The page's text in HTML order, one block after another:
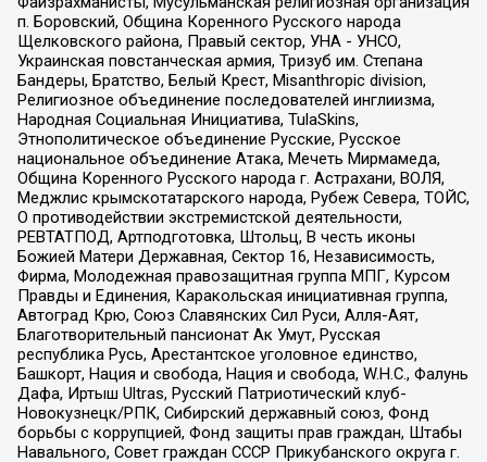
п. Боровский, Община Коренного Русского народа
Щелковского района, Правый сектор, УНА - УНСО,
Украинская повстанческая армия, Тризуб им. Степана
Бандеры, Братство, Белый Крест, Misanthropic division,
Религиозное объединение последователей инглиизма,
Народная Социальная Инициатива, TulaSkins,
Этнополитическое объединение Русские, Русское
национальное объединение Атака, Мечеть Мирмамеда,
Община Коренного Русского народа г. Астрахани, ВОЛЯ,
Меджлис крымскотатарского народа, Рубеж Севера, ТОЙС,
О противодействии экстремистской деятельности,
РЕВТАТПОД, Артподготовка, Штольц, В честь иконы
Божией Матери Державная, Сектор 16, Независимость,
Фирма, Молодежная правозащитная группа МПГ, Курсом
Правды и Единения, Каракольская инициативная группа,
Автоград Крю, Союз Славянских Сил Руси, Алля-Аят,
Благотворительный пансионат Ак Умут, Русская
республика Русь, Арестантское уголовное единство,
Башкорт, Нация и свобода, Нация и свобода, W.H.С., Фалунь
Дафа, Иртыш Ultras, Русский Патриотический клуб-
Новокузнецк/РПК, Сибирский державный союз, Фонд
борьбы с коррупцией, Фонд защиты прав граждан, Штабы
Навального, Совет граждан СССР Прикубанского округа г.